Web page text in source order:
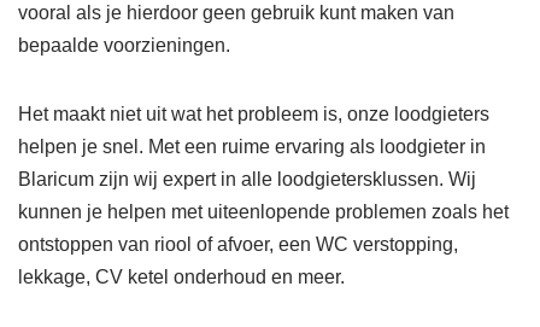
vooral als je hierdoor geen gebruik kunt maken van
bepaalde voorzieningen.
Het maakt niet uit wat het probleem is, onze loodgieters
helpen je snel. Met een ruime ervaring als loodgieter in
Blaricum zijn wij expert in alle loodgietersklussen. Wij
kunnen je helpen met uiteenlopende problemen zoals het
ontstoppen van riool of afvoer, een WC verstopping,
lekkage, CV ketel onderhoud en meer.